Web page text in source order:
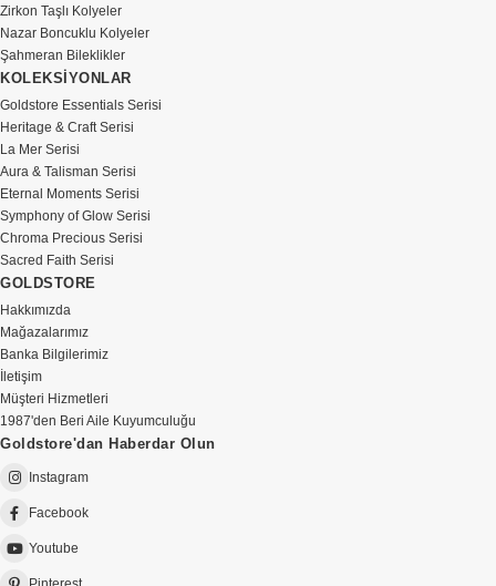
Zirkon Taşlı Kolyeler
Nazar Boncuklu Kolyeler
Şahmeran Bileklikler
KOLEKSİYONLAR
Goldstore Essentials Serisi
Heritage & Craft Serisi
La Mer Serisi
Aura & Talisman Serisi
Eternal Moments Serisi
Symphony of Glow Serisi
Chroma Precious Serisi
Sacred Faith Serisi
GOLDSTORE
Hakkımızda
Mağazalarımız
Banka Bilgilerimiz
İletişim
Müşteri Hizmetleri
1987'den Beri Aile Kuyumculuğu
Goldstore'dan Haberdar Olun
Instagram
Facebook
Youtube